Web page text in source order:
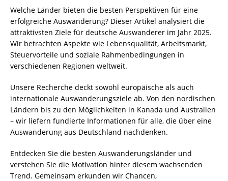
Welche Länder bieten die besten Perspektiven für eine
erfolgreiche Auswanderung? Dieser Artikel analysiert die
attraktivsten Ziele für deutsche Auswanderer im Jahr 2025.
Wir betrachten Aspekte wie Lebensqualität, Arbeitsmarkt,
Steuervorteile und soziale Rahmenbedingungen in
verschiedenen Regionen weltweit.
Unsere Recherche deckt sowohl europäische als auch
internationale Auswanderungsziele ab. Von den nordischen
Ländern bis zu den Möglichkeiten in Kanada und Australien
– wir liefern fundierte Informationen für alle, die über eine
Auswanderung aus Deutschland nachdenken.
Entdecken Sie die besten Auswanderungsländer und
verstehen Sie die Motivation hinter diesem wachsenden
Trend. Gemeinsam erkunden wir Chancen,